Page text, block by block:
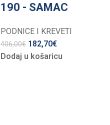
190 - SAMAC
PODNICE I KREVETI
406,00€ 182,70€
Dodaj u košaricu